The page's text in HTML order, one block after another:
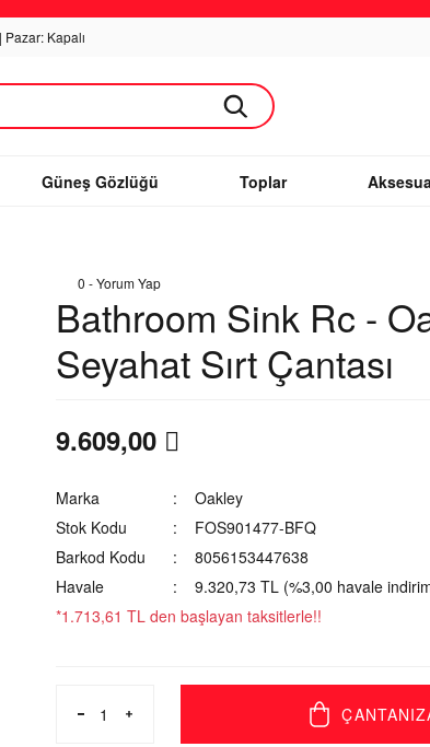
Kapalı
Güneş Gözlüğü Toplar
0 - Yorum Yap
Bathroom Sink Rc -
Seyahat Sırt Çantası
9.609,00
Marka
Oakley
Stok Kodu
FOS901477-BFQ
Barkod Kodu
8056153447638
Havale
9.320,73 TL (%3,00 havale
*1.713,61 TL den başlayan taksitlerle!!